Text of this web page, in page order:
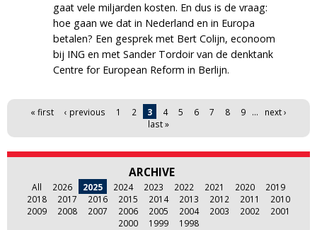
gaat vele miljarden kosten. En dus is de vraag:
hoe gaan we dat in Nederland en in Europa
betalen? Een gesprek met Bert Colijn, econoom
bij ING en met Sander Tordoir van de denktank
Centre for European Reform in Berlijn.
Pages« first ‹ previous 1 2 3 4 5 6 7 8 9 …
next ›
last »
ARCHIVE
All 2026 2025 2024 2023 2022 2021 2020
2019
2018
2017 2016 2015 2014 2013 2012 2011
2010
2009
2008 2007 2006 2005 2004 2003 2002
2001
2000
1999 1998